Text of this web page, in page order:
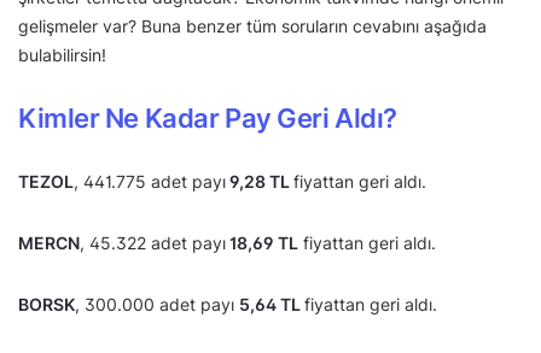
gelişmeler var? Buna benzer tüm soruların cevabını aşağıda
bulabilirsin!
Kimler Ne Kadar Pay Geri Aldı?
TEZOL, 441.775 adet payı9,28 TLfiyattan geri aldı.
MERCN, 45.322 adet payı18,69 TL fiyattan geri aldı.
BORSK, 300.000 adet payı 5,64 TLfiyattan geri aldı.